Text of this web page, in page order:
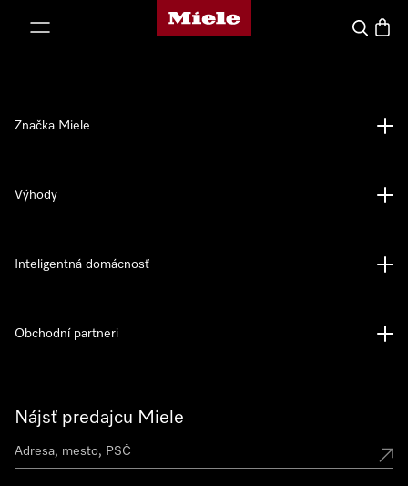
Domovská stránka spoločnosti Miele
Hľadať
Nájsť predajcu Miele
Značka Miele
Výhody
Inteligentná domácnosť
Obchodní partneri